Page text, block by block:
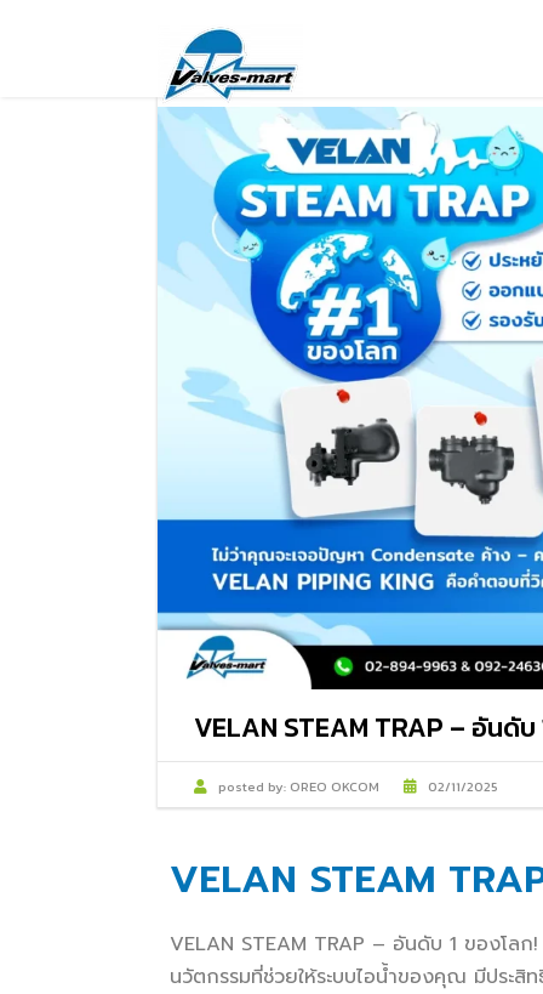
VELAN STEAM TRAP – อันดับ
posted by: OREO OKCOM 02/11/2025
VELAN STEAM
VELAN STEAM TRAP – อันดับ 1 ของโล
นวัตกรรมที่ช่วยให้ระบบไอน้ำของคุณ มีประ